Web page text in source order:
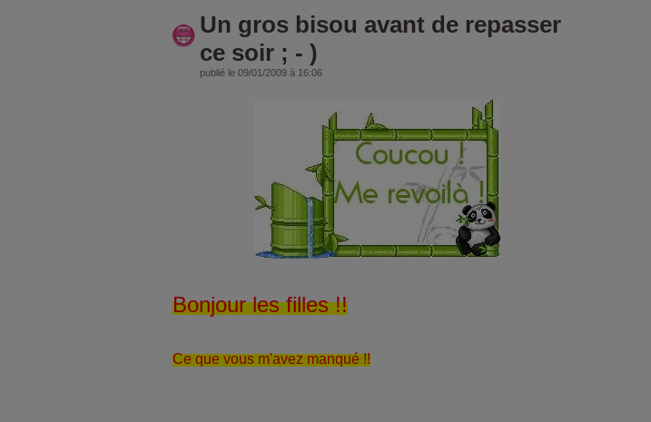
Un gros bisou avant de repasser
ce soir ; - )
publié le 09/01/2009 à 16:06
Bonjour les filles !!
Ce que vous m'avez manqué !!